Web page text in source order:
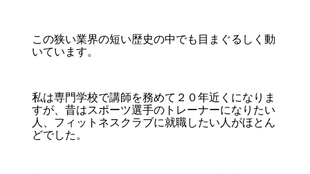
この狭い業界の短い歴史の中でも目まぐるしく動
いています。
私は専門学校で講師を務めて２０年近くになりま
すが、昔はスポーツ選手のトレーナーになりたい
人、フィットネスクラブに就職したい人がほとん
どでした。